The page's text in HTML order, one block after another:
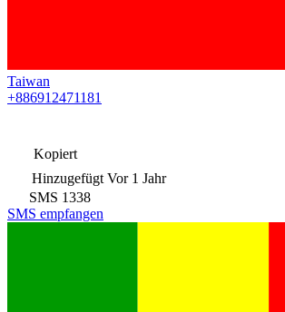
Taiwan
+886912471181
Kopiert
Hinzugefügt Vor 1 Jahr
SMS 1338
SMS empfangen